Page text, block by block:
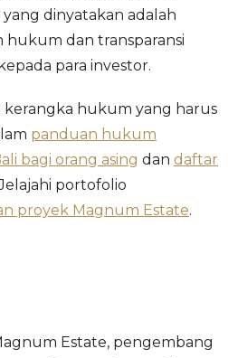
dinyatakan adalah
hukum dan transparansi
para investor.
kerangka hukum yang harus
panduan hukum
bagi orang asing dan daftar
portofolio
proyek Magnum Estate.
Estate, pengembang